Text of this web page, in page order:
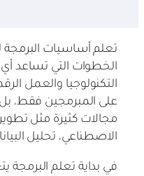
تعلم أساسيات البرمجة
الخطوات التي تساعد
التكنولوجيا والعمل
على المبرمجين فقط،
مجالات كثيرة مثل
الاصطناعي، تحليل
في بداية تعلم البرمجة